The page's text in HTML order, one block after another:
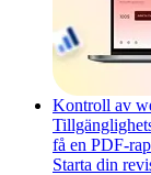
Kontroll av
få en PDF-
Starta din